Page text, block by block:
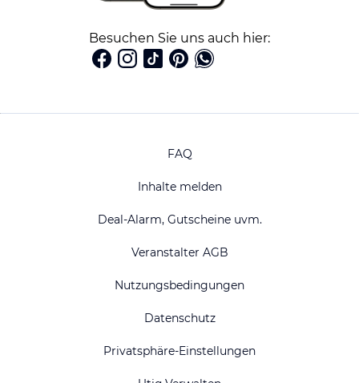
Besuchen Sie uns auch hier:
FAQ
Inhalte melden
Deal-Alarm, Gutscheine uvm.
Veranstalter AGB
Nutzungsbedingungen
Datenschutz
Privatsphäre-Einstellungen